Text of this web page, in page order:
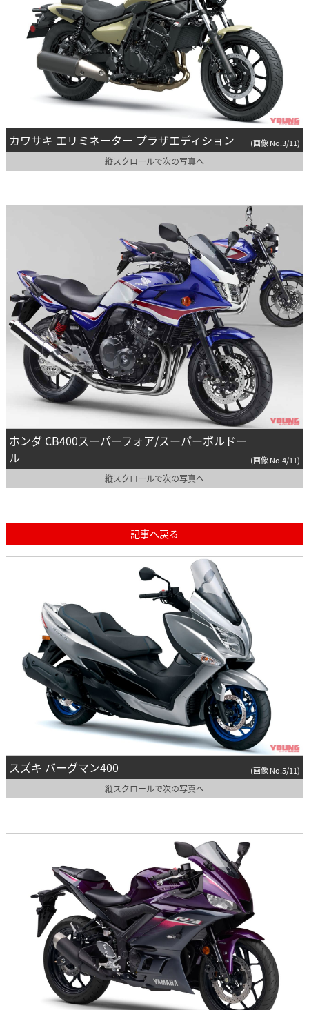
カワサキ エリミネーター プラザエディション (画像 No.3/11)
縦スクロールで次の写真へ
ホンダ CB400スーパーフォア/スーパーボルドー
ル
(画像 No.4/11)
縦スクロールで次の写真へ
記事へ戻る
スズキ バーグマン400 (画像 No.5/11)
縦スクロールで次の写真へ